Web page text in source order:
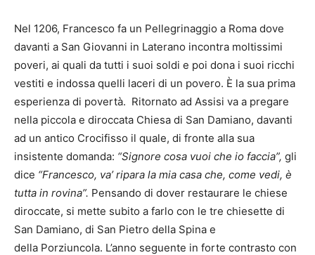
Nel 1206, Francesco fa un Pellegrinaggio a Roma dove
davanti a San Giovanni in Laterano incontra moltissimi
poveri, ai quali da tutti i suoi soldi e poi dona i suoi ricchi
vestiti e indossa quelli laceri di un povero. È la sua prima
esperienza di povertà. Ritornato ad Assisi va a pregare
nella piccola e diroccata Chiesa di San Damiano, davanti
ad un antico Crocifisso il quale, di fronte alla sua
insistente domanda: “Signore cosa vuoi che io faccia”, gli
dice “Francesco, va’ ripara la mia casa che, come vedi, è
tutta in rovina”. Pensando di dover restaurare le chiese
diroccate, si mette subito a farlo con le tre chiesette di
San Damiano, di San Pietro della Spina e
della Porziuncola. L’anno seguente in forte contrasto con